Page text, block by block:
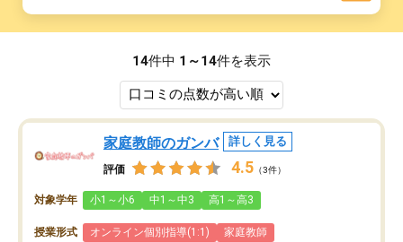
14件中 1～14件を表示
家庭教師のガンバ 詳しく見る
評価 4.5 （3件）
対象学年 小1～小6 中1～中3 高1～高3
授業形式 オンライン個別指導(1:1) 家庭教師